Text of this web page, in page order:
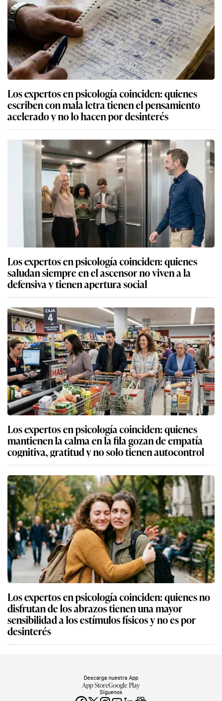
Los expertos en psicología coinciden: quienes
escriben con mala letra tienen el pensamiento
acelerado y no lo hacen por desinterés
Los expertos en psicología coinciden: quienes
saludan siempre en el ascensor no viven a la
defensiva y tienen apertura social
Los expertos en psicología coinciden: quienes
mantienen la calma en la fila gozan de empatía
cognitiva, gratitud y no solo tienen autocontrol
Los expertos en psicología coinciden: quienes no
disfrutan de los abrazos tienen una mayor
sensibilidad a los estímulos físicos y no es por
desinterés
Síguenos
Descarga nuestra App
App StoreGoogle Play